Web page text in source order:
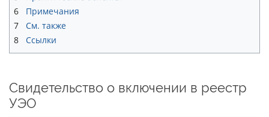
6
Примечания
7
См. также
8
Ссылки
Свидетельство о включении в реестр
УЭО